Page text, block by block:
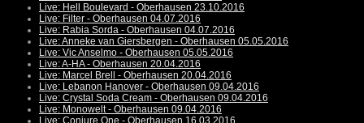
Live: Hell Boulevard - Oberhausen 23.10.2016
Live: Filter - Oberhausen 04.07.2016
Live: Rabia Sorda - Oberhausen 04.07.2016
Live: Anneke van Giersbergen - Oberhausen 05.05.2016
Live: Vic Anselmo - Oberhausen 05.05.2016
Live: A-HA - Oberhausen 20.04.2016
Live: Marcel Brell - Oberhausen 20.04.2016
Live: Lebanon Hanover - Oberhausen 09.04.2016
Live: Crystal Soda Cream - Oberhausen 09.04.2016
Live: Monowelt - Oberhausen 09.04.2016